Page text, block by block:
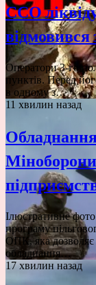
ССО
відмовився
Оператори 3-го
пунктів. Перед
в одному з…
11 хвилин назад
Обладнання
Ілюстративне
програму
ОПК, яка дозволяє
обладнання…
17 хвилин назад